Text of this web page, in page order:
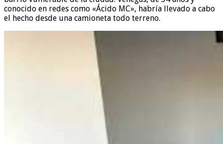
conocido en redes como «Ácido MC», habría llevado a cabo
el hecho desde una camioneta todo terreno.